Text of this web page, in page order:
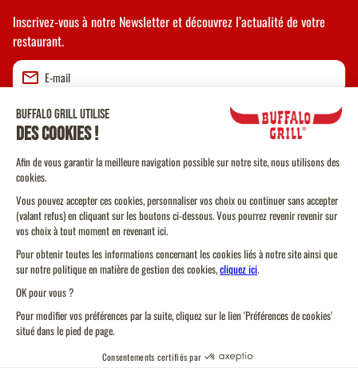
Inscrivez-vous à notre Newsletter et découvrez l’actualité de votre
restaurant.
Valider
CGU
CGV Vente à emporter
CGU Programme de Fidélité
Politique Cookies
Protection des données personnelles
Plan du site
Amnéville